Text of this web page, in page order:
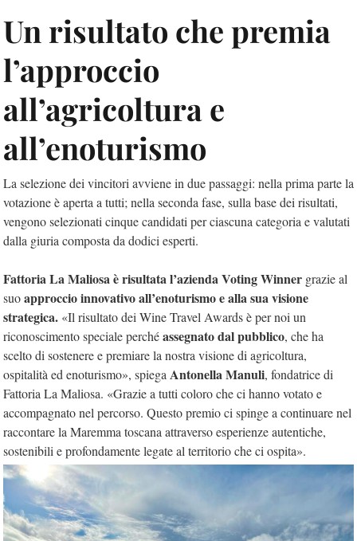
Un risultato che premia
l’approccio
all’agricoltura e
all’enoturismo
La selezione dei vincitori avviene in due passaggi: nella prima parte la
votazione è aperta a tutti; nella seconda fase, sulla base dei risultati,
vengono selezionati cinque candidati per ciascuna categoria e valutati
dalla giuria composta da dodici esperti.
Fattoria La Maliosa è risultata l’aziendaVoting Winner grazie al
suoapproccio innovativo all’enoturismo e alla sua visione
strategica. «Il risultato dei Wine Travel Awards è per noi un
riconoscimento speciale perchéassegnato dal pubblico, che ha
scelto di sostenere e premiare la nostra visione di agricoltura,
ospitalità ed enoturismo», spiega Antonella Manuli, fondatrice di
Fattoria La Maliosa. «Grazie a tutti coloro che ci hanno votato e
accompagnato nel percorso. Questo premio ci spinge a continuare nel
raccontare la Maremma toscana attraverso esperienze autentiche,
sostenibili e profondamente legate al territorio che ci ospita».